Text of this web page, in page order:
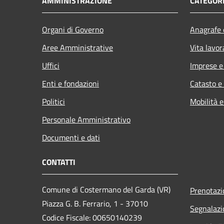
Organi di Governo
Aree Amministrative
Uffici
Enti e fondazioni
Politici
Personale Amministrativo
Documenti e dati
Vita
Imprese
Catasto
Mobilità
CONTATTI
Comune di Costermano del Garda (VR)
Piazza G. B. Ferrario, 1 - 37010
Codice Fiscale: 00650140239